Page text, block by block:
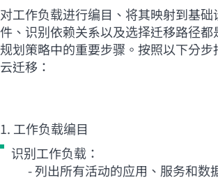
对工作负载进行编目、将其映射到基础
件、识别依赖关系以及选择迁移路径都
规划策略中的重要步骤。按照以下分步
云迁移：
1. 工作负载编目
识别工作负载：
- 列出所有活动的应用、服务和数